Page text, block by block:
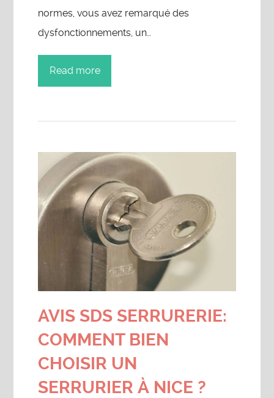
normes, vous avez remarqué des
dysfonctionnements, un…
Read more
AVIS SDS SERRURERIE:
COMMENT BIEN
CHOISIR UN
SERRURIER À NICE ?